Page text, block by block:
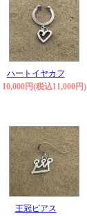
ハートイヤカフ
10,000円(税込11,000円)
王冠ピアス